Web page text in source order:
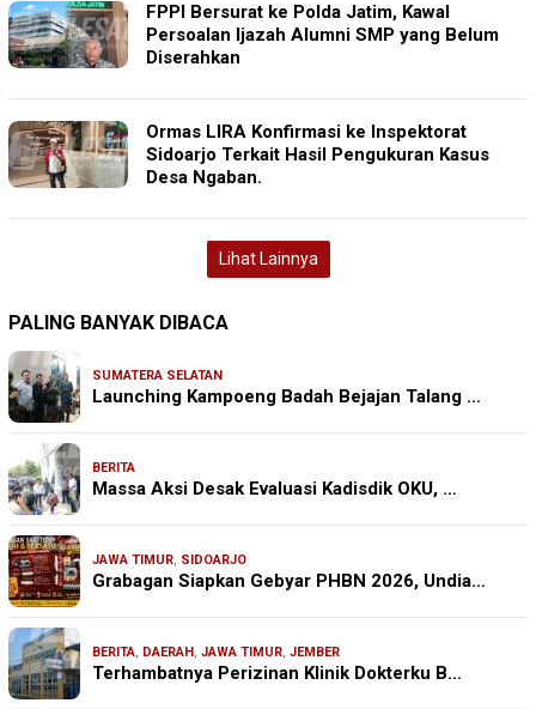
FPPI Bersurat ke Polda Jatim, Kawal
Persoalan Ijazah Alumni SMP yang Belum
Diserahkan
Ormas LIRA Konfirmasi ke Inspektorat
Sidoarjo Terkait Hasil Pengukuran Kasus
Desa Ngaban.
Lihat Lainnya
PALING BANYAK DIBACA
SUMATERA SELATAN
Launching Kampoeng Badah Bejajan Talang …
BERITA
Massa Aksi Desak Evaluasi Kadisdik OKU, …
JAWA TIMUR, SIDOARJO
Grabagan Siapkan Gebyar PHBN 2026, Undia…
BERITA, DAERAH , JAWA TIMUR, JEMBER
Terhambatnya Perizinan Klinik Dokterku B…